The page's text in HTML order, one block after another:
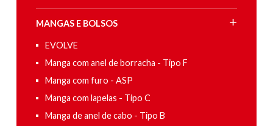
MANGAS E BOLSOS
EVOLVE
Manga com anel de borracha - Tipo F
Manga com furo - ASP
Manga com lapelas - Tipo C
Manga de anel de cabo - Tipo B